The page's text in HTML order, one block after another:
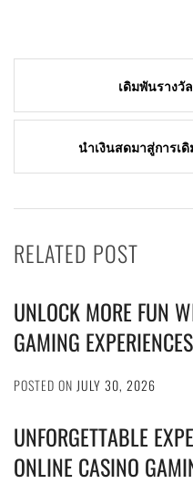
Post
navigation
เดิมพันรางวั
นำเงินสดมาสู่การเ
RELATED POST
UNLOCK MORE FUN
GAMING EXPERIENCES
POSTED ON JULY 30, 2026
UNFORGETTABLE
ONLINE CASINO